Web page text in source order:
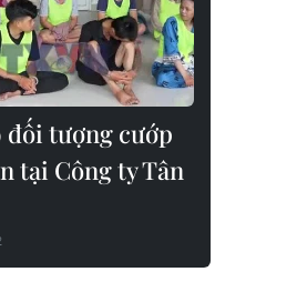
đối tượng cướp
tại Công ty Tân